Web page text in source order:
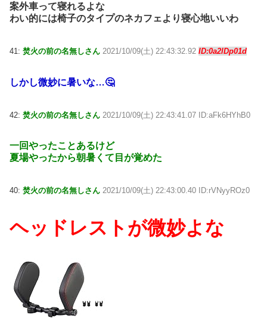
案外車って寝れるよな
わい的には椅子のタイプのネカフェより寝心地いいわ
41: 焚火の前の名無しさん 2021/10/09(土) 22:43:32.92 ID:0a2lDp01d
しかし微妙に暑いな…🤔
42: 焚火の前の名無しさん 2021/10/09(土) 22:43:41.07 ID:aFk6HYhB0
一回やったことあるけど
夏場やったから朝暑くて目が覚めた
40: 焚火の前の名無しさん 2021/10/09(土) 22:43:00.40 ID:rVNyyROz0
ヘッドレストが微妙よな